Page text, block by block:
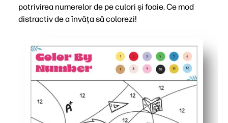
potrivirea numerelor de pe culori și foaie. Ce mod
distractiv de a învăța să colorezi!